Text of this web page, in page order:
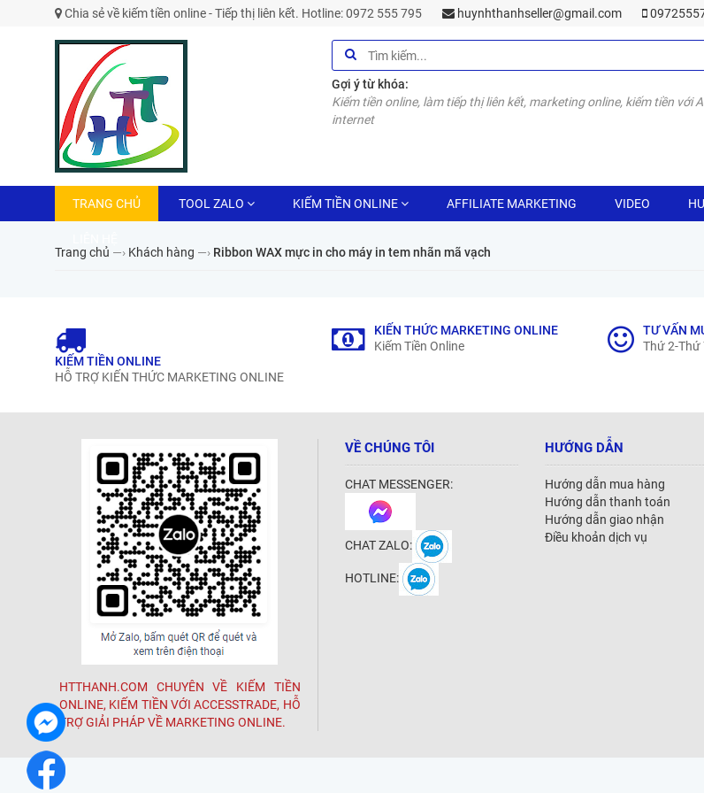
Chia sẻ về kiếm tiền online - Tiếp thị liên kết. Hotline: 0972 555 795 huynhthanhseller@gmail.com
Gợi ý từ khóa:
Kiếm tiền online, làm tiếp thị liên kết, marketing online, kiếm tiền với
internet
TRANG CHỦ TOOL ZALO KIẾM TIỀN ONLINE AFFILIATE MARKETING VIDEO
Trang chủ —› Khách hàng —› Ribbon WAX mực in cho máy in tem nhãn mã vạch
KIẾM TIỀN ONLINE
HỖ TRỢ KIẾN THỨC MARKETING ONLINE
KIẾN THỨC MARKETING ONLINE
Kiếm Tiền Online
TƯ VẤN
Thứ 2-Thứ
HTTHANH.COM CHUYÊN VỀ KIẾM TIỀN
ONLINE, KIẾM TIỀN VỚI ACCESSTRADE, HỖ
TRỢ GIẢI PHÁP VỀ MARKETING ONLINE.
VỀ CHÚNG TÔI
CHAT MESSENGER:
CHAT ZALO:
HOTLINE:
HƯỚNG DẪN
Hướng dẫn mua hàng
Hướng dẫn thanh toán
Hướng dẫn giao nhận
Điều khoản dịch vụ